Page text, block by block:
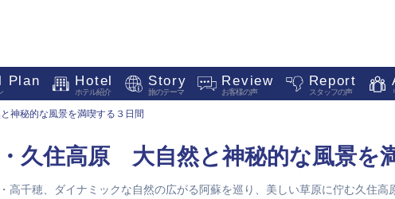
Plan Hotel
ホテル紹介
Story
旅のテーマ
Review
お客様の声
Report
スタッフの声
神秘的な風景を満喫する３日間
久住高原 大自然と神秘的な風景を
高千穂、ダイナミックな自然の広がる阿蘇を巡り、美しい草原に佇む久住